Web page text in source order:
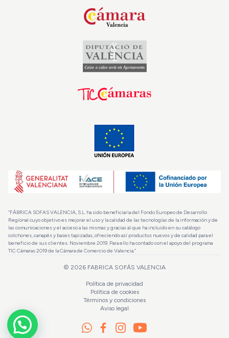
“FÁBRICA SOFAS VALENCIA, S.L. ha sido beneficiaria del Fondo Europeo de Desarrollo
Regional cuyo objetivo es mejorar el uso y la calidad de las tecnologías de la información y de
las comunicaciones y el acceso a las mismas y gracias al que ha incluido en su catálogo
colchones, canapés y bases tapizadas, ofreciendo así productos nuevos y de calidad para el
beneficio de sus clientes. Noviembre 2019. Para ello ha contado con el apoyo del programa
TIC Cámaras 2019 de la Cámara de Comercio de Valencia.”
© 2026 FABRICA SOFÁS VALENCIA
Política de privacidad
Política de cookies
Términos y condiciones
Aviso legal